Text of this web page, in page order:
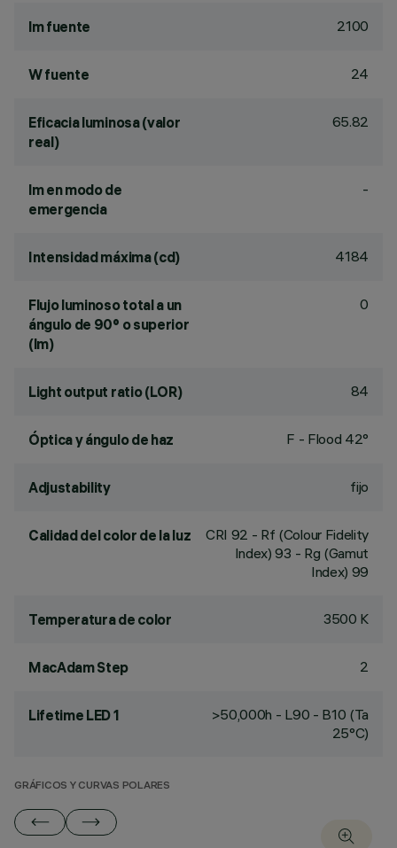
lm fuente 2100
W fuente 24
Eficacia luminosa (valor
real)
65.82
lm en modo de
emergencia
-
Intensidad máxima (cd) 4184
Flujo luminoso total a un
ángulo de 90° o superior
(lm)
0
Light output ratio (LOR) 84
Óptica y ángulo de haz F - Flood 42°
Adjustability fijo
Calidad del color de la luz CRI 92 - Rf (Colour Fidelity
Index) 93 - Rg (Gamut
Index) 99
Temperatura de color 3500 K
MacAdam Step 2
Lifetime LED 1
>50,000h - L90 - B10 (Ta
25°C)
GRÁFICOS Y CURVAS POLARES